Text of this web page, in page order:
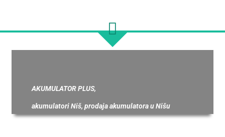
AKUMULATOR PLUS,
akumulatori Niš, prodaja akumulatora u Nišu